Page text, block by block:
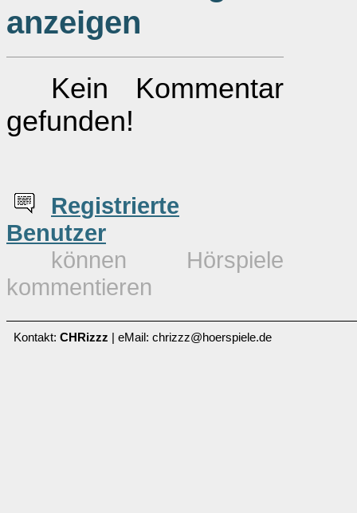
anzeigen
Kein Kommentar
gefunden!
Registrierte
Benutzer
können Hörspiele
kommentieren
Kontakt: CHRizzz | eMail: chrizzz@hoerspiele.de